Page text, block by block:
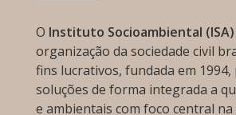
O Instituto Socioambiental (ISA)
organização da sociedade civil
fins lucrativos, fundada em
soluções de forma integrada a
e ambientais com foco central na